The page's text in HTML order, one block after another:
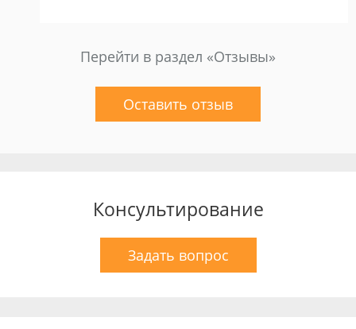
Перейти в раздел «Отзывы»
Оставить отзыв
Консультирование
Задать вопрос